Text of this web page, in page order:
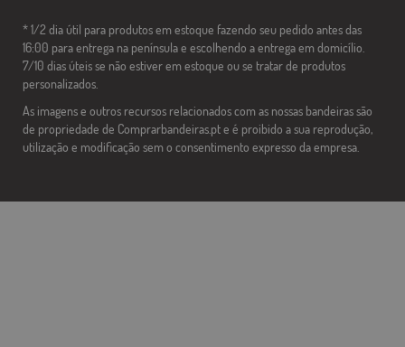
* 1/2 dia útil para produtos em estoque fazendo seu pedido antes das
16:00 para entrega na península e escolhendo a entrega em domicílio.
7/10 dias úteis se não estiver em estoque ou se tratar de produtos
personalizados.
As imagens e outros recursos relacionados com as nossas bandeiras são
de propriedade de Comprarbandeiras.pt e é proibido a sua reprodução,
utilização e modificação sem o consentimento expresso da empresa.